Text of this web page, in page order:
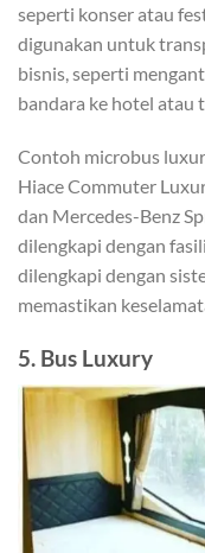
seperti konser atau
digunakan untuk
bisnis, seperti
bandara ke hotel atau
Contoh microbus
Hiace Commuter
dan Mercedes-Benz
dilengkapi dengan
dilengkapi dengan
memastikan
5. Bus Luxury